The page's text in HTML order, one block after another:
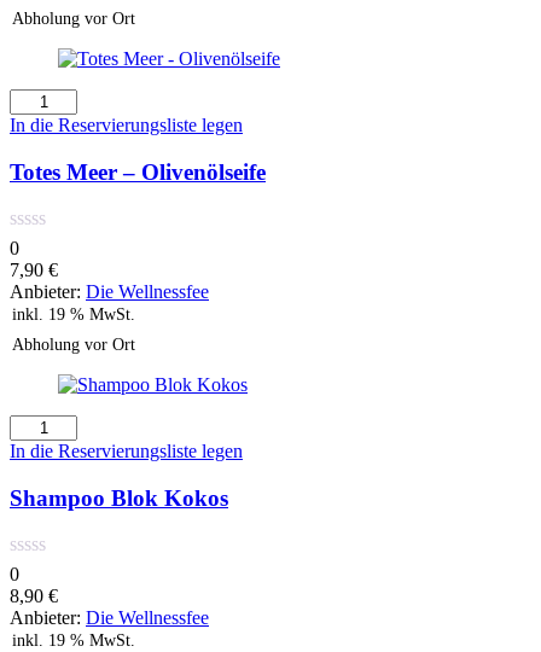
Abholung vor Ort
Totes
Meer
Olivenölseife
Menge
In die Reservierungsliste legen
Totes Meer – Olivenölseife
0
7,90 €
Anbieter: Die Wellnessfee
inkl. 19 % MwSt.
Abholung vor Ort
Shampoo
Blok
Menge
In die Reservierungsliste legen
Shampoo Blok Kokos
0
8,90 €
Anbieter: Die Wellnessfee
inkl. 19 % MwSt.